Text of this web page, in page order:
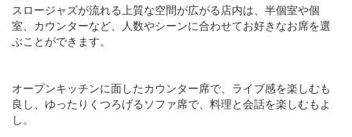
スロージャズが流れる上質な空間が広がる店内は、半個室や個
室、カウンターなど、人数やシーンに合わせてお好きなお席を選
ぶことができます。
オープンキッチンに面したカウンター席で、ライブ感を楽しむも
良し、ゆったりくつろげるソファ席で、料理と会話を楽しむもよ
し。